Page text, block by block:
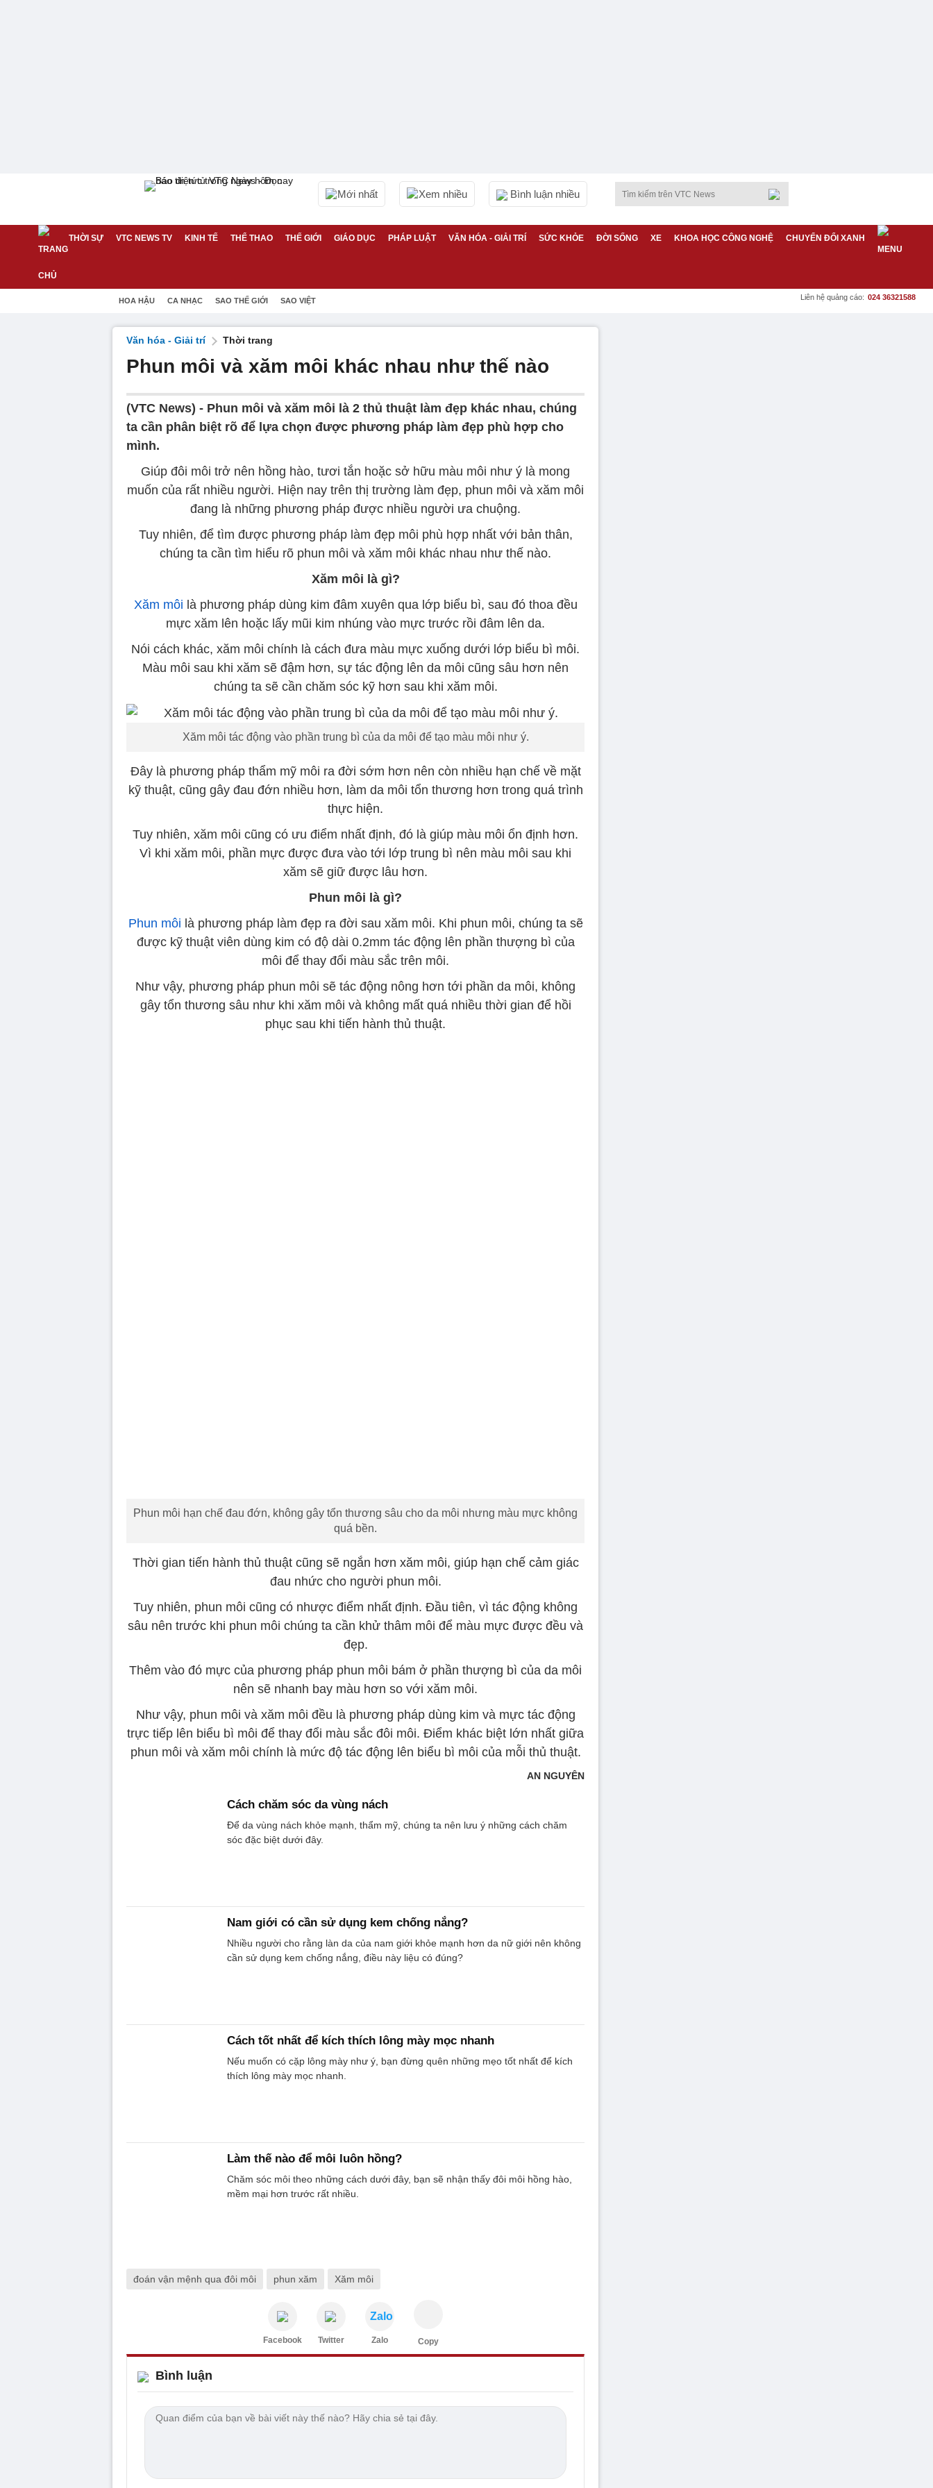
Mới nhất Xem nhiều Bình luận nhiều
THỜI SỰ VTC NEWS TV KINH TẾ THỂ THAO THẾ GIỚI GIÁO DỤC PHÁP LUẬT VĂN HÓA - GIẢI TRÍ SỨC KHỎE ĐỜI SỐNG XE KHOA HỌC CÔNG NGHỆ CHUYỂN ĐỔI XANH
HOA HẬU CA NHẠC SAO THẾ GIỚI SAO VIỆT Liên hệ quảng cáo: 024 36321588
Văn hóa - Giải trí Thời trang
Phun môi và xăm môi khác nhau như thế nào
(VTC News) - Phun môi và xăm môi là 2 thủ thuật làm đẹp khác nhau, chúng
ta cần phân biệt rõ để lựa chọn được phương pháp làm đẹp phù hợp cho
mình.
Giúp đôi môi trở nên hồng hào, tươi tắn hoặc sở hữu màu môi như ý là mong
muốn của rất nhiều người. Hiện nay trên thị trường làm đẹp, phun môi và xăm môi
đang là những phương pháp được nhiều người ưa chuộng.
Tuy nhiên, để tìm được phương pháp làm đẹp môi phù hợp nhất với bản thân,
chúng ta cần tìm hiểu rõ phun môi và xăm môi khác nhau như thế nào.
Xăm môi là gì?
Xăm môi là phương pháp dùng kim đâm xuyên qua lớp biểu bì, sau đó thoa đều
mực xăm lên hoặc lấy mũi kim nhúng vào mực trước rồi đâm lên da.
Nói cách khác, xăm môi chính là cách đưa màu mực xuống dưới lớp biểu bì môi.
Màu môi sau khi xăm sẽ đậm hơn, sự tác động lên da môi cũng sâu hơn nên
chúng ta sẽ cần chăm sóc kỹ hơn sau khi xăm môi.
Xăm môi tác động vào phần trung bì của da môi để tạo màu môi như ý.
Đây là phương pháp thẩm mỹ môi ra đời sớm hơn nên còn nhiều hạn chế về mặt
kỹ thuật, cũng gây đau đớn nhiều hơn, làm da môi tổn thương hơn trong quá trình
thực hiện.
Tuy nhiên, xăm môi cũng có ưu điểm nhất định, đó là giúp màu môi ổn định hơn.
Vì khi xăm môi, phần mực được đưa vào tới lớp trung bì nên màu môi sau khi
xăm sẽ giữ được lâu hơn.
Phun môi là gì?
Phun môi là phương pháp làm đẹp ra đời sau xăm môi. Khi phun môi, chúng ta sẽ
được kỹ thuật viên dùng kim có độ dài 0.2mm tác động lên phần thượng bì của
môi để thay đổi màu sắc trên môi.
Như vậy, phương pháp phun môi sẽ tác động nông hơn tới phần da môi, không
gây tổn thương sâu như khi xăm môi và không mất quá nhiều thời gian để hồi
phục sau khi tiến hành thủ thuật.
Phun môi hạn chế đau đớn, không gây tổn thương sâu cho da môi nhưng màu mực không
quá bền.
Thời gian tiến hành thủ thuật cũng sẽ ngắn hơn xăm môi, giúp hạn chế cảm giác
đau nhức cho người phun môi.
Tuy nhiên, phun môi cũng có nhược điểm nhất định. Đầu tiên, vì tác động không
sâu nên trước khi phun môi chúng ta cần khử thâm môi để màu mực được đều và
đẹp.
Thêm vào đó mực của phương pháp phun môi bám ở phần thượng bì của da môi
nên sẽ nhanh bay màu hơn so với xăm môi.
Như vậy, phun môi và xăm môi đều là phương pháp dùng kim và mực tác động
trực tiếp lên biểu bì môi để thay đổi màu sắc đôi môi. Điểm khác biệt lớn nhất giữa
phun môi và xăm môi chính là mức độ tác động lên biểu bì môi của mỗi thủ thuật.
AN NGUYÊN
Cách chăm sóc da vùng nách
Để da vùng nách khỏe mạnh, thẩm mỹ, chúng ta nên lưu ý những cách chăm
sóc đặc biệt dưới đây.
Nam giới có cần sử dụng kem chống nắng?
Nhiều người cho rằng làn da của nam giới khỏe mạnh hơn da nữ giới nên không
cần sử dụng kem chống nắng, điều này liệu có đúng?
Cách tốt nhất để kích thích lông mày mọc nhanh
Nếu muốn có cặp lông mày như ý, bạn đừng quên những mẹo tốt nhất để kích
thích lông mày mọc nhanh.
Làm thế nào để môi luôn hồng?
Chăm sóc môi theo những cách dưới đây, bạn sẽ nhận thấy đôi môi hồng hào,
mềm mại hơn trước rất nhiều.
đoán vận mệnh qua đôi môi phun xăm Xăm môi
Facebook Twitter
Zalo
Zalo Copy
Bình luận